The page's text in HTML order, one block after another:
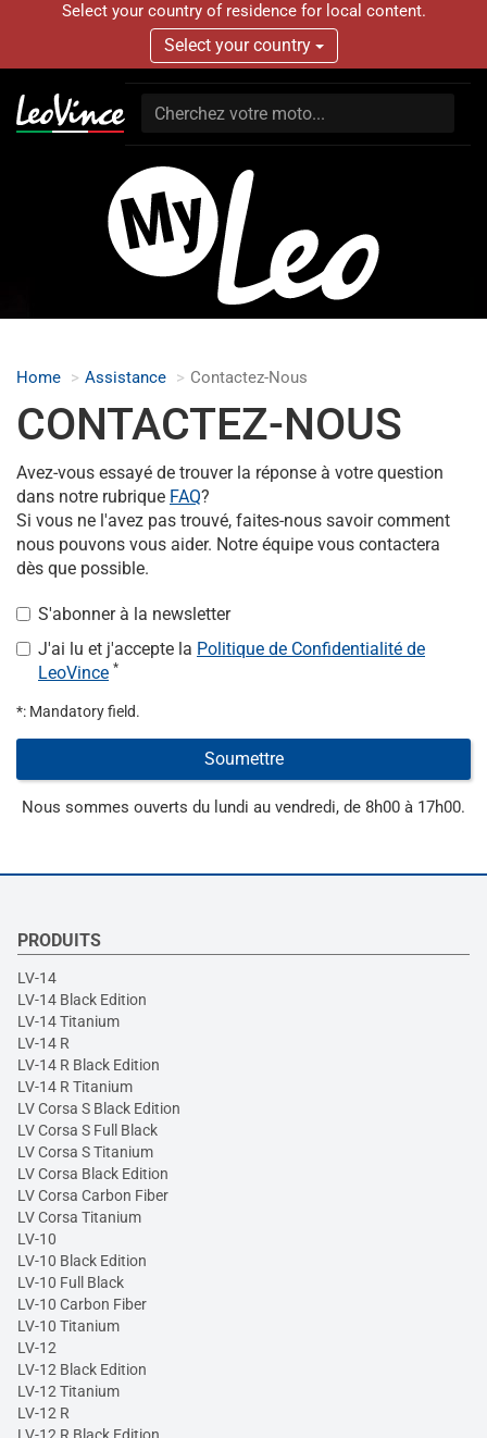
Select your country of residence for local content.
Select your country
Home Assistance Contactez-Nous
CONTACTEZ-NOUS
Avez-vous essayé de trouver la réponse à votre question
dans notre rubrique FAQ?
Si vous ne l'avez pas trouvé, faites-nous savoir comment
nous pouvons vous aider. Notre équipe vous contactera
dès que possible.
S'abonner à la newsletter
J'ai lu et j'accepte la Politique de Confidentialité de
LeoVince *
*: Mandatory field.
Soumettre
Nous sommes ouverts du lundi au vendredi, de 8h00 à 17h00.
PRODUITS
LV-14
LV-14 Black Edition
LV-14 Titanium
LV-14 R
LV-14 R Black Edition
LV-14 R Titanium
LV Corsa S Black Edition
LV Corsa S Full Black
LV Corsa S Titanium
LV Corsa Black Edition
LV Corsa Carbon Fiber
LV Corsa Titanium
LV-10
LV-10 Black Edition
LV-10 Full Black
LV-10 Carbon Fiber
LV-10 Titanium
LV-12
LV-12 Black Edition
LV-12 Titanium
LV-12 R